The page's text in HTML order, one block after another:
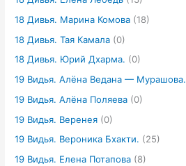
18 Дивья. Марина Комова (18)
18 Дивья. Тая Камала (0)
18 Дивья. Юрий Дхарма. (0)
19 Видья. Алёна Ведана — Мурашова.
19 Видья. Алёна Поляева (0)
19 Видья. Веренея (0)
19 Видья. Вероника Бхакти. (25)
19 Видья. Елена Потапова (8)